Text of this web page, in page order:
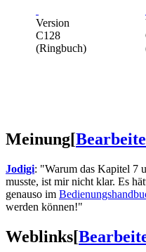
Version
C128
(Ringbuch)
Meinung[
Jodigi: "Warum das Kapitel 7
musste, ist mir nicht klar. Es
genauso im
werden können!"
Weblinks[